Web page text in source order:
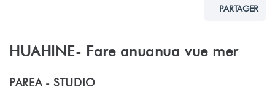
PARTAGER
HUAHINE- Fare anuanua vue mer
PAREA -STUDIO